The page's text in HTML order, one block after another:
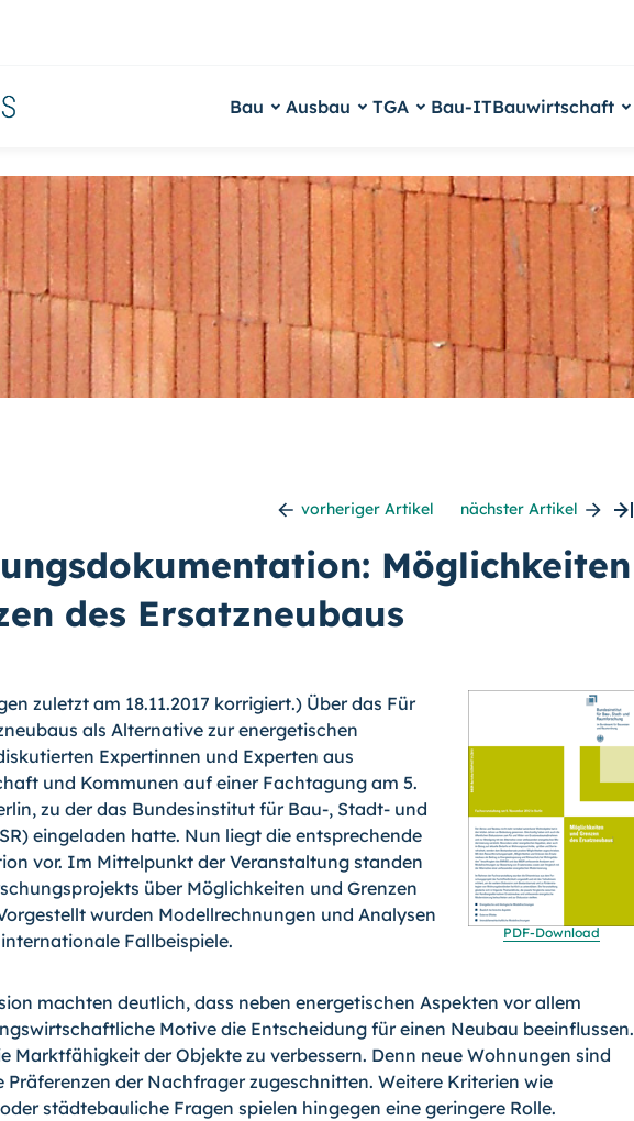
Bau Ausbau TGA Bau-ITBauwirtschaft
vorheriger Artikel nächster Artikel
Möglichkeiten
des Ersatzneubaus
PDF-Download
zuletzt am 18.11.2017 korrigiert.) Über das Für
als Alternative zur energetischen
Expertinnen und Experten aus
und Kommunen auf einer Fachtagung am 5.
zu der das Bundesinstitut für Bau-, Stadt- und
eingeladen hatte. Nun liegt die entsprechende
vor. Im Mittelpunkt der Veranstaltung standen
über Möglichkei­ten und Grenzen
wurden Mo­dellrechnungen und Analysen
Fallbeispiele.
machten deutlich, dass neben energe­tischen Aspekten vor allem
Motive die Ent­scheidung für einen Neubau beeinflussen.
Marktfähigkeit der Objekte zu verbessern. Denn neue Wohnungen sind
Präferenzen der Nachfrager zugeschnitten. Weitere Kriterien wie
städte­bauliche Fragen spielen hingegen eine geringere Rolle.